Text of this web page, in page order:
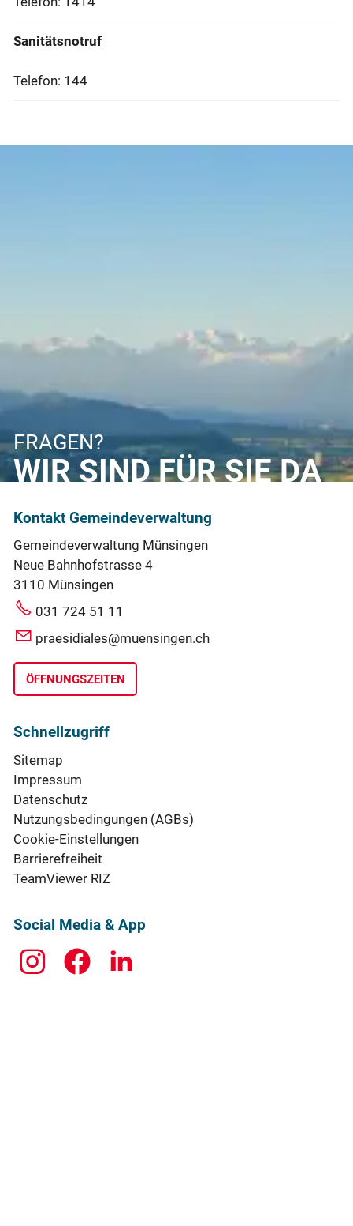
Sanitätsnotruf
Telefon: 144
FRAGEN?
WIR SIND FÜR SIE DA
Kontakt Gemeindeverwaltung
Gemeindeverwaltung Münsingen
Neue Bahnhofstrasse 4
3110 Münsingen
031 724 51 11
praesidiales@muensingen.ch
ÖFFNUNGSZEITEN
Schnellzugriff
Sitemap
Impressum
Datenschutz
Nutzungsbedingungen (AGBs)
Cookie-Einstellungen
Barrierefreiheit
TeamViewer RIZ
Social Media & App